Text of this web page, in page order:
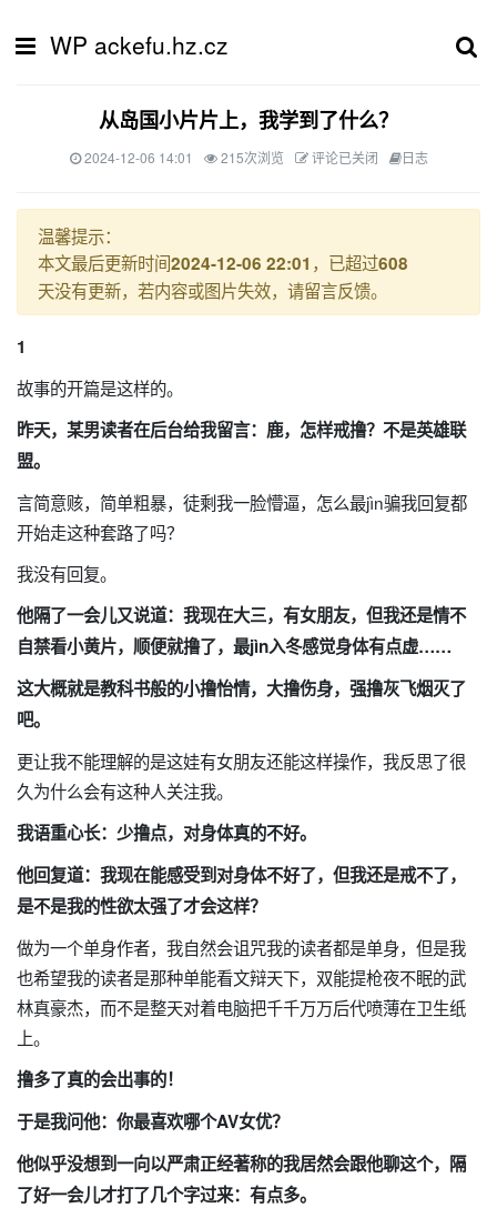
WP ackefu.hz.cz
从岛国小片片上，我学到了什么？
2024-12-06 14:01 215次浏览 评论已关闭 日志
温馨提示：
本文最后更新时间2024-12-06 22:01 ，已超过608
天没有更新，若内容或图片失效，请留言反馈。
1
故事的开篇是这样的。
昨天，某男读者在后台给我留言：鹿，怎样戒撸？不是英雄联
盟。
言简意赅，简单粗暴，徒剩我一脸懵逼，怎么最jìn骗我回复都
开始走这种套路了吗？
我没有回复。
他隔了一会儿又说道：我现在大三，有女朋友，但我还是情不
自禁看小黄片，顺便就撸了，最jìn入冬感觉身体有点虚……
这大概就是教科书般的小撸怡情，大撸伤身，强撸灰飞烟灭了
吧。
更让我不能理解的是这娃有女朋友还能这样操作，我反思了很
久为什么会有这种人关注我。
我语重心长：少撸点，对身体真的不好。
他回复道：我现在能感受到对身体不好了，但我还是戒不了，
是不是我的性欲太强了才会这样？
做为一个单身作者，我自然会诅咒我的读者都是单身，但是我
也希望我的读者是那种单能看文辩天下，双能提枪夜不眠的武
林真豪杰，而不是整天对着电脑把千千万万后代喷薄在卫生纸
上。
撸多了真的会出事的！
于是我问他：你最喜欢哪个AV女优？
他似乎没想到一向以严肃正经著称的我居然会跟他聊这个，隔
了好一会儿才打了几个字过来：有点多。